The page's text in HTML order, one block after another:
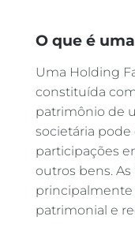
O que é
Uma Holding
constituída
patrimônio de
societária pode
participações
outros bens.
principalmente
patrimonial e